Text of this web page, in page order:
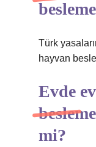
Türk
hayvan
Evde
mi?